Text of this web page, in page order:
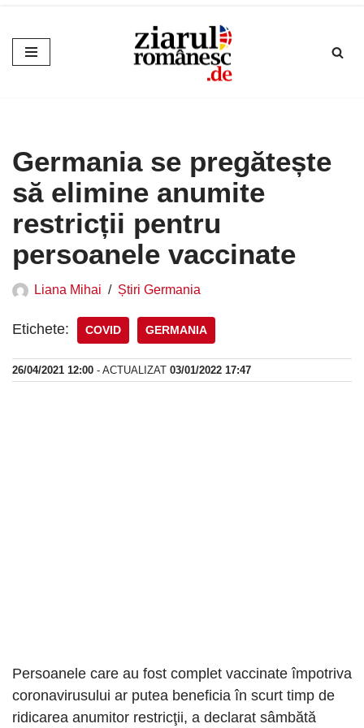
Sari
la
Germania se pregătește
să elimine anumite
restricții pentru
persoanele vaccinate
Liana Mihai Știri Germania
Etichete: COVID GERMANIA
26/04/2021 12:00 - ACTUALIZAT 03/01/2022 17:47
Persoanele care au fost complet vaccinate împotriva
coronavirusului ar putea beneficia în scurt timp de
ridicarea anumitor restricţii, a declarat sâmbătă